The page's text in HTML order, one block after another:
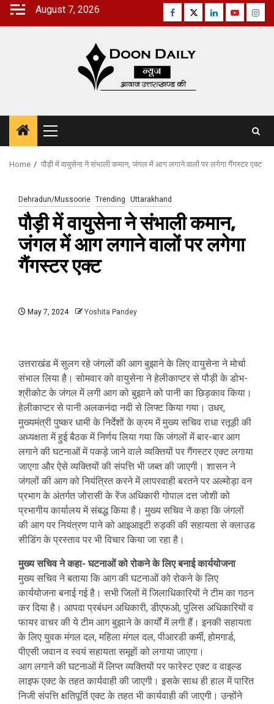
Skip
August 7, 2026 Facebook
TwitterLinkedinYoutube
Primary
Menu
Home पौड़ी में वायुसेना ने संभाली कमान, जंगल में आग लगाने वालों पर लगेगा गैंगस्टर एक्ट
Dehradun/Mussoorie Trending Uttarakhand
पौड़ी में वायुसेना ने संभाली कमान,
जंगल में आग लगाने वालों पर लगेगा
गैंगस्टर एक्ट
May 7, 2024 Yoshita Pandey
उत्तराखंड में सुलग रहे जंगलों की आग बुझाने के लिए वायुसेना ने मोर्चा
संभाल लिया है। सोमवार को वायुसेना ने हेलीकाप्टर से पौड़ी के डोभ-
श्रीकोट के जंगल में लगी आग को बुझाने को पानी का छिड़काव किया।
हेलीकाप्टर से पानी अलकनंदा नदी से लिफ्ट किया गया। उधर,
मुख्यमंत्री पुष्कर धामी के निर्देशों के क्रम में मुख्य सचिव राधा रतूड़ी की
अध्यक्षता में हुई बैठक में निर्णय लिया गया कि जंगलों में बार-बार आग
लगाने की घटनाओं में पकड़े जाने वाले व्यक्तियों पर गैंगस्टर एक्ट लगाया
जाएगा और ऐसे व्यक्तियों की संपत्ति भी जब्त की जाएगी। शासन ने
जंगलों की आग को नियंत्रित करने में लापरवाही बरतने पर अल्मोड़ा वन
प्रभाग के अंतर्गत जोरासी के रेंज अधिकारी गोपाल दत्त जोशी को
प्रभागीय कार्यालय में संबद्ध किया है। मुख्य सचिव ने कहा कि जंगलों
की आग पर नियंत्रण पाने को आइआइटी रुड़की की सहायता से क्लाउड
सीडिंग के प्रस्ताव पर भी विचार किया जा रहा है।
मुख्य सचिव ने कहा- घटनाओं को रोकने के लिए बनाई कार्ययोजना
मुख्य सचिव ने बताया कि आग की घटनाओं को रोकने के लिए
कार्ययोजना बनाई गई है। सभी जिलों में जिलाधिकारियों ने टीम का गठन
कर दिया है। आपदा प्रबंधन अधिकारी, डीएफओ, पुलिस अधिकारियों व
फायर वाचर की ये टीम आग बुझाने के कार्यों में लगी हैं। इनकी सहायता
के लिए युवक मंगल दल, महिला मंगल दल, पीआरडी कर्मी, होमगार्ड,
पीएसी जवान व स्वयं सहायता समूहों को लगाया जाएगा।
आग लगाने की घटनाओं में लिप्त व्यक्तियों पर फारेस्ट एक्ट व वाइल्ड
लाइफ एक्ट के तहत कार्यवाही की जाएगी। इसके साथ ही हाल में पारित
निजी संपत्ति क्षतिपूर्ति एक्ट के तहत भी कार्यवाही की जाएगी। उन्होंने